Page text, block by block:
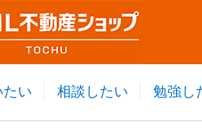
たい 相談したい 勉強し